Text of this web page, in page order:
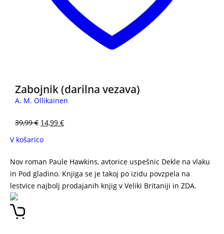
Zabojnik (darilna vezava)
A. M. Ollikainen
39,99€ 14,99 €
V košarico
Nov roman Paule Hawkins, avtorice uspešnic Dekle na vlaku
in Pod gladino. Knjiga se je takoj po izidu povzpela na
lestvice najbolj prodajanih knjig v Veliki Britaniji in ZDA.